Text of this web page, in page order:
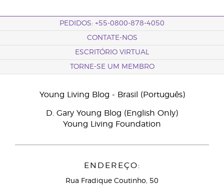
PEDIDOS: +55-0800-878-4050
CONTATE-NOS
ESCRITÓRIO VIRTUAL
TORNE-SE UM MEMBRO
Young Living Blog - Brasil (Português)
D. Gary Young Blog (English Only)
Young Living Foundation
ENDEREÇO:
Rua Fradique Coutinho, 50